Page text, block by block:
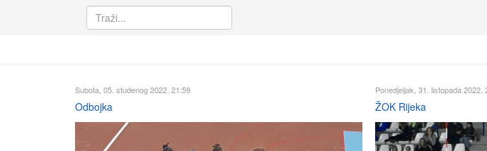
Subota, 05. studenog 2022. 21:59
Odbojka
Ponedjeljak, 31. listopada 2022.
ŽOK Rijeka